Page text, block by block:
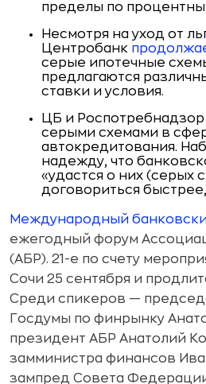
пределы по
Несмотря на уход от
Центробанк
серые ипотечные
предлагаются
ставки и условия.
ЦБ и Роспотребнадзор
серыми схемами в
автокредитования.
надежду, что
«удастся о них (серых
договориться
Международный
ежегодный форум
(АБР). 21-е по счету
Сочи 25 сентября и
Среди спикеров —
Госдумы по финрынку
президент АБР Анатолий
замминистра финансов
зампред Совета